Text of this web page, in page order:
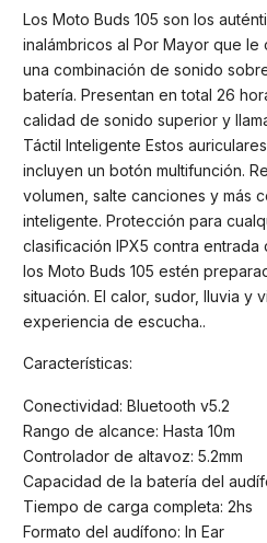
Los Moto Buds 105 son los
inalámbricos al Por Mayor que
una combinación de sonido
batería. Presentan en total 26
calidad de sonido superior y
Táctil Inteligente Estos
incluyen un botón multifunción.
volumen, salte canciones y más
inteligente. Protección para
clasificación IPX5 contra
los Moto Buds 105 estén
situación. El calor, sudor, lluvia y
experiencia de escucha..
Características:
Conectividad: Bluetooth v5.2
Rango de alcance: Hasta 10m
Controlador de altavoz: 5.2mm
Capacidad de la batería del
Tiempo de carga completa: 2hs
Formato del audífono: In Ear